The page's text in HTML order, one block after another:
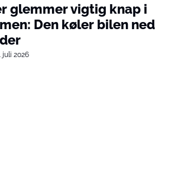
glemmer vigtig knap i
Den køler bilen ned
juli 2026